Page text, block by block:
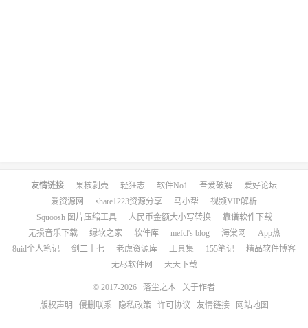
友情链接 果核剥壳 轻狂志 软件No1 吾爱破解
爱好论坛
爱资源网
share1223资源分享 马小帮
视频VIP解析
Squoosh 图片压缩工具
人民币金额大小写转换
靠谱软件下载
无损音乐下载
绿软之家 软件库 mefcl's blog 海棠网
App热
8uid个人笔记
剑二十七 老虎资源库 工具集 155笔记
精品软件博客
无尽软件网
天天下载
© 2017-2026 落尘之木
关于作者
版权声明
侵删联系 隐私政策 许可协议 友情链接 网站地图